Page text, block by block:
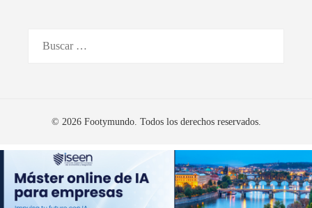
© 2026 Footymundo. Todos los derechos reservados.